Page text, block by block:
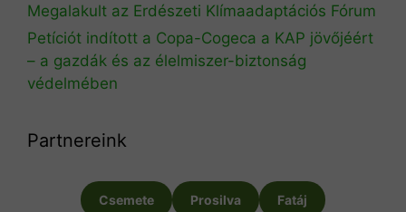
Megalakult az Erdészeti Klímaadaptációs Fórum
Petíciót indított a Copa-Cogeca a KAP jövőjéért
– a gazdák és az élelmiszer-biztonság
védelmében
Partnereink
Csemete Prosilva Fatáj